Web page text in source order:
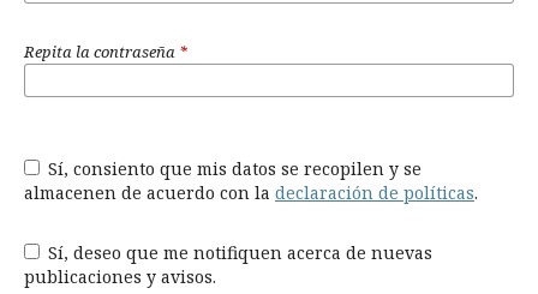
Repita la contraseña *
Sí, consiento que mis datos se recopilen y se
almacenen de acuerdo con la declaración de políticas.
Sí, deseo que me notifiquen acerca de nuevas
publicaciones y avisos.